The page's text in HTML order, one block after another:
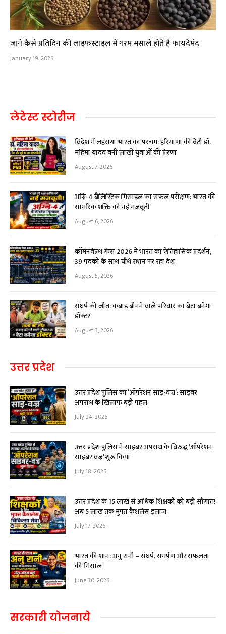
जाने कैसे प्रतिदिन की लाइफस्टाइल में गरम मसाले होते हैं फायदेमंद
January 19, 2026
लेटेस्ट स्टोरीज
विदेश में लहराया भारत का परचम: हरियाणा की बेटी डॉ.
महिमा यादव बनीं लाखों युवाओं की प्रेरणा
August 7, 2026
अग्नि-4 बैलिस्टिक मिसाइल का सफल परीक्षण: भारत की
सामरिक शक्ति को नई मजबूती
August 6, 2026
कॉमनवेल्थ गेम्स 2026 में भारत का ऐतिहासिक प्रदर्शन,
39 पदकों के साथ चौथे स्थान पर रहा देश
August 5, 2026
संघर्ष की जीत: कबाड़ बीनने वाले परिवार का बेटा बनेगा
डॉक्टर
August 3, 2026
उत्तर प्रदेश
उत्तर प्रदेश पुलिस का ‘ऑपरेशन साइ-वज्र’: साइबर
अपराध के खिलाफ बड़ी पहल
July 24, 2026
उत्तर प्रदेश पुलिस ने साइबर अपराध के विरुद्ध ‘ऑपरेशन
साइबर वज्र’ शुरू किया
July 18, 2026
उत्तर प्रदेश के 15 लाख से अधिक शिक्षकों को बड़ी सौगात!
अब ₹5 लाख तक मुफ्त कैशलेस इलाज
July 17, 2026
भारत की शान: अनु रानी – संघर्ष, समर्पण और सफलता
की मिसाल
June 30, 2026
सरकारी योजनाये